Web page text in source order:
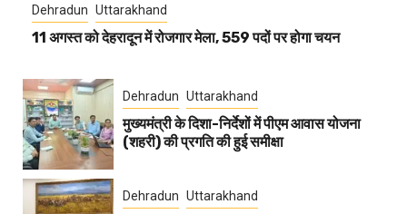
Dehradun Uttarakhand
11 अगस्त को देहरादून में रोजगार मेला, 559 पदों पर होगा चयन
Dehradun Uttarakhand
मुख्यमंत्री के दिशा-निर्देशों में पीएम आवास योजना
(शहरी) की प्रगति की हुई समीक्षा
Dehradun Uttarakhand